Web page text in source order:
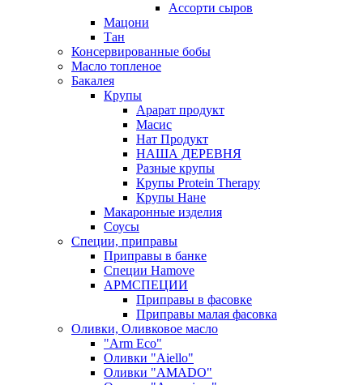
Ассорти сыров
Мацони
Тан
Консервированные бобы
Масло топленое
Бакалея
Крупы
Арарат продукт
Масис
Нат Продукт
НАША ДЕРЕВНЯ
Разные крупы
Крупы Protein Therapy
Крупы Нане
Макаронные изделия
Соусы
Специи, приправы
Приправы в банке
Специи Hamove
АРМСПЕЦИИ
Приправы в фасовке
Приправы малая фасовка
Оливки, Оливковое масло
"Arm Eco"
Оливки "Aiello"
Оливки "AMADO"